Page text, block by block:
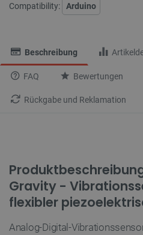
Compatibility: Arduino
Beschreibung
FAQ Bewertungen
Rückgabe und Reklamation
Gravity -
flexibler
Analog-Digital-